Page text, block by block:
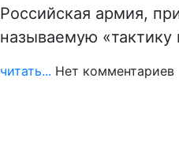
Российская армия,
называемую
читать... Нет комментариев